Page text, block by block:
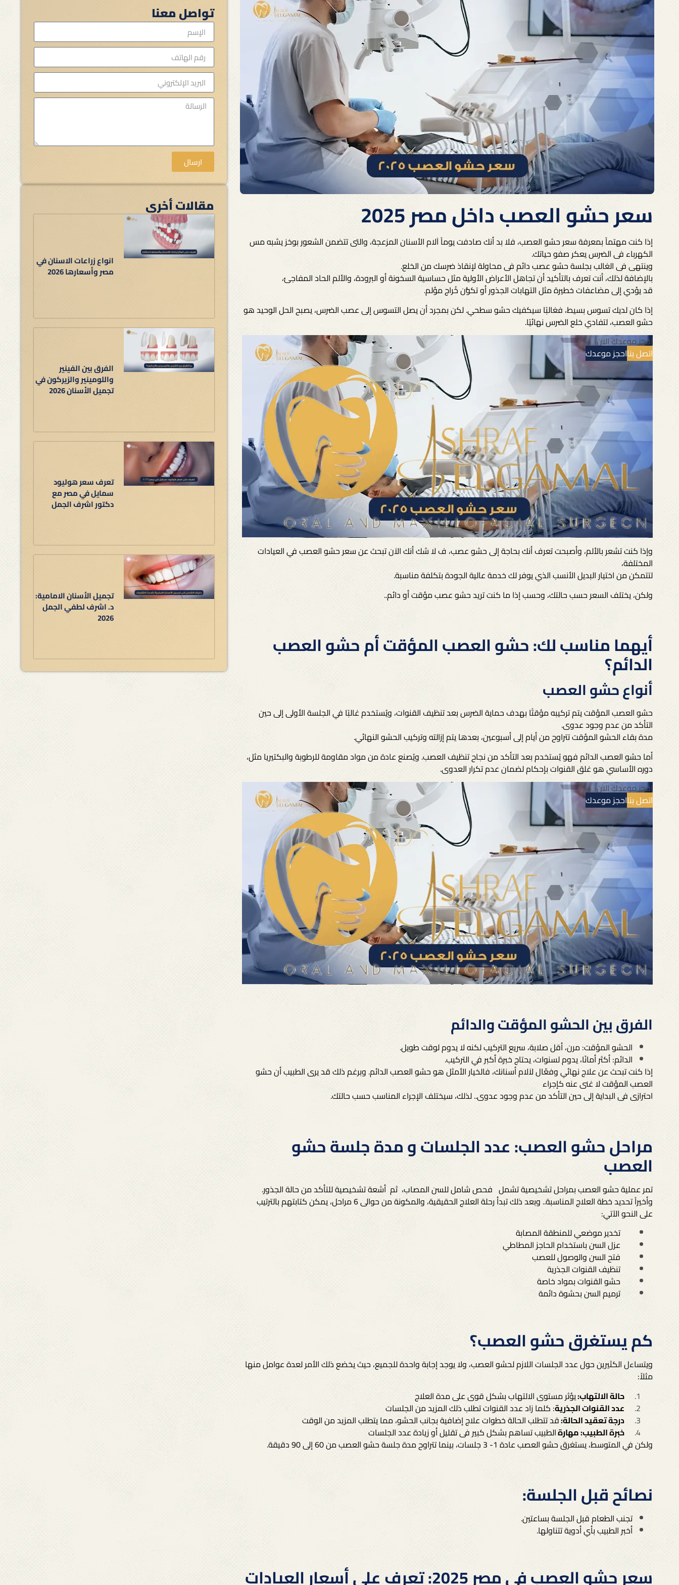
تواصل معنا
ارسال
مقالات أخرى
انواع زراعات الاسنان في
مصر وأسعارها 2026
الفرق بين الفينير
واللومينير والزيركون في
تجميل الأسنان 2026
تعرف سعر هوليود
سمايل في مصر مع
دكتور اشرف الجمل
تجميل الأسنان الامامية:
د. اشرف لطفي الجمل
2026
سعر حشو العصب داخل مصر 2025
إذا كنت مهتماً بمعرفة سعر حشو العصب، فلا بد أنك صادفت يوماً اَلام الأسنان المزعجة، والتى تتضمن الشعور بوخز يشبه مس
الكهرباء فى الضرس يعكر صفو حياتك.
وينتهى فى الغالب بجلسة حشو عصب دائم فى محاولة لإنقاذ ضرسك من الخلع.
بالإضافة لذلك، أنت تعرف بالتأكيد أن تجاهل الأعراض الأولية مثل حساسية السخونة أو البرودة، والألم الحاد المفاجئ،
قد يؤدي إلى مضاعفات خطيرة مثل التهابات الجذور أو تكوُّن خُراج مؤلم.
إذا كان لديك تسوس بسيط، فغالبًا سيكفيك حشو سطحي. لكن بمجرد أن يصل التسوس إلى عصب الضرس، يصبح الحل الوحيد هو
حشو العصب، لتفادي خلع الضرس نهائيًا.
احجز موعدك الان
اتصل بنااحجز موعدك
وإذا كنت تشعر بالألم، وأصبحت تعرف أنك بحاجة إلى حشو عصب، ف لا شك أنك الاَن تبحث عن سعر حشو العصب في العيادات
المختلفة،
لتتمكن من اختيار البديل الأنسب الذي يوفر لك خدمة عالية الجودة بتكلفة مناسبة.
ولكن، يختلف السعر حسب حالتك، وحسب إذا ما كنت تريد حشو عصب مؤقت أو دائم..
أيهما مناسب لك: حشو العصب المؤقت أم حشو العصب
الدائم؟
أنواع حشو العصب
حشو العصب المؤقت يتم تركيبه مؤقتًا بهدف حماية الضرس بعد تنظيف القنوات، ويُستخدم غالبًا في الجلسة الأولى إلى حين
التأكد من عدم وجود عدوى.
مدة بقاء الحشو المؤقت تتراوح من أيام إلى أسبوعين، بعدها يتم إزالته وتركيب الحشو النهائي.
أما حشو العصب الدائم فهو يُستخدم بعد التأكد من نجاح تنظيف العصب. ويُصنع عادة من مواد مقاومة للرطوبة والبكتيريا مثل،
دوره الأساسي هو غلق القنوات بإحكام لضمان عدم تكرار العدوى.
احجز موعدك الان
اتصل بنااحجز موعدك
الفرق بين الحشو المؤقت والدائم
الحشو المؤقت: مرن، أقل صلابة، سريع التركيب لكنه لا يدوم لوقت طويل.
الدائم: أكثر أمانًا، يدوم لسنوات، يحتاج خبرة أكبر في التركيب.
إذا كنت تبحث عن علاج نهائي وفعّال لاَلام أسنانك، فالخيار الأمثل هو حشو العصب الدائم. وبرغم ذلك قد يرى الطبيب أن حشو
العصب المؤقت لا غنى عنه كإجراء
احترازى فى البداية إلى حين التأكد من عدم وجود عدوى.. لذلك، سيختلف الإجراء المناسب حسب حالتك.
مراحل حشو العصب: عدد الجلسات و مدة جلسة حشو
العصب
تمر عملية حشو العصب بمراحل تشخيصية تشمل فحص شامل للسن المصاب، ثمأشعة تشخيصية للتأكد من حالة الجذور.
وأخيراً تحديد خطة العلاج المناسبة..
وبعد ذلك تبدأ رحلة العلاج الحقيقية، والمكونة من حوالى 6 مراحل، يمكن كتابتهم بالترتيب
على النحو الآتي:
تخدير موضعي للمنطقة المصابة
عزل السن باستخدام الحاجز المطاطي
فتح السن والوصول للعصب
تنظيف القنوات الجذرية
حشو القنوات بمواد خاصة
ترميم السن بحشوة دائمة
كم يستغرق حشو العصب؟
ويتساءل الكثيرين حول عدد الجلسات اللازم لحشو العصب، ولا يوجد إجابة واحدة للجميع، حيث يخضع ذلك الأمر لعدة عوامل منها
مثلاً:
حالة الالتهاب:يؤثر مستوى الالتهاب بشكل قوى على مدة العلاج
عدد القنوات الجذرية: كلما زاد عدد القنوات تطلب ذلك المزيد من الجلسات
درجة تعقيد الحالة:قد تتطلب الحالة خطوات علاج إضافية بجانب الحشو، مما يتطلب المزيد من الوقت
خبرة الطبيب: مهارةالطبيب تساهم بشكل كبير فى تقليل أو زيادة عدد الجلسات
ولكن في المتوسط، يستغرق حشو العصب عادة 1- 3 جلسات، بينما تتراوح مدة جلسة حشو العصب من 60 إلى 90 دقيقة.
نصائح قبل الجلسة:
تجنب الطعام قبل الجلسة بساعتين.
أخبر الطبيب بأي أدوية تتناولها.
سعر حشو العصب في مصر 2025: تعرف على أسعار العيادات